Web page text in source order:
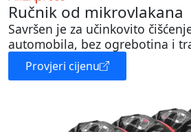
Ručnik od mikrovlakana
Savršen je za učinkovito
automobila, bez ogrebotina i
Provjeri cijenu